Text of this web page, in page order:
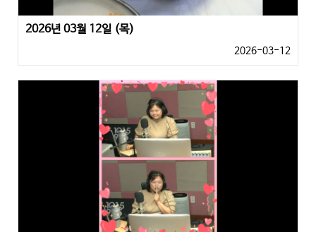
2026년 03월 12일 (목)
2026-03-12